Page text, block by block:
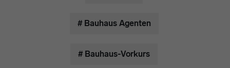
# Bauhaus Agenten
# Bauhaus-Vorkurs